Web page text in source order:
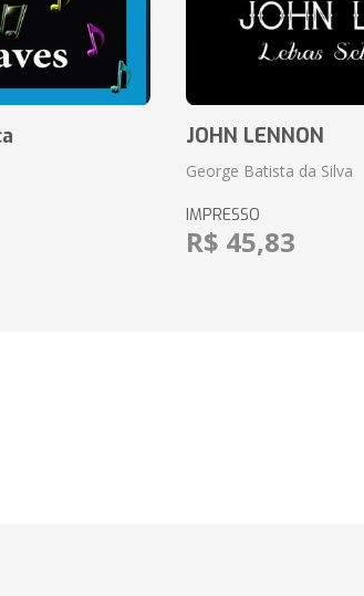
JOHN LENNON
George Batista da Silva
IMPRESSO
R$ 45,83